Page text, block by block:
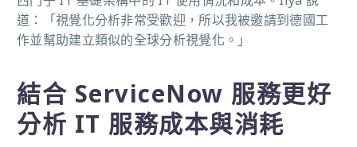
道：「視覺化分析非常受歡迎，所以我被邀請到德國工
作並幫助建立類似的全球分析視覺化。」
結合 ServiceNow 服務更好
分析 IT 服務成本與消耗